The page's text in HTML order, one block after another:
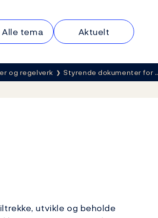
Alle tema Aktuelt
og regelverk Styrende dokumenter for
utvikle og beholde